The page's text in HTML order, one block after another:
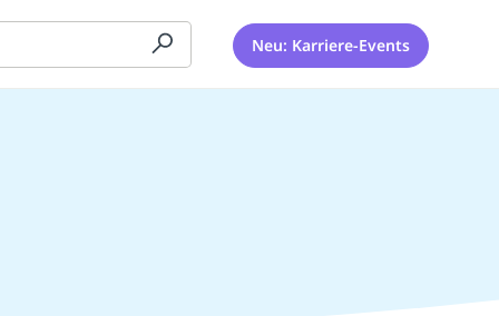
Neu: Karriere-Events